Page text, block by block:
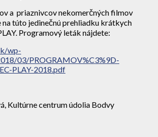
a priaznivcov nekomerčných filmov
na túto jedinečnú prehliadku krátkych
Programový leták nájdete:
wp-
03/PROGRAMOV%C3%9D-
PLAY-2018.pdf
Kultúrne centrum údolia Bodvy